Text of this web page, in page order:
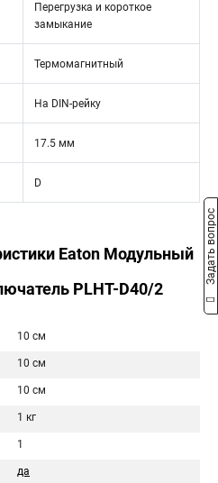
Перегрузка и короткое
замыкание
Термомагнитный
На DIN-рейку
17.5 мм
D
Eaton Модульный
PLHT-D40/2
10 см
10 см
10 см
1 кг
1
да
Задать вопрос